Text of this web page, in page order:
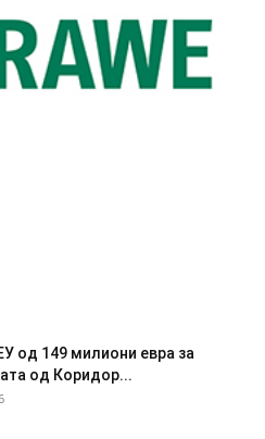
од 149 милиони евра за
од Коридор...